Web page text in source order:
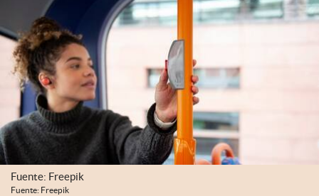
abre en nueva pestaña
México
Fuente: Freepik
Fuente: Freepik